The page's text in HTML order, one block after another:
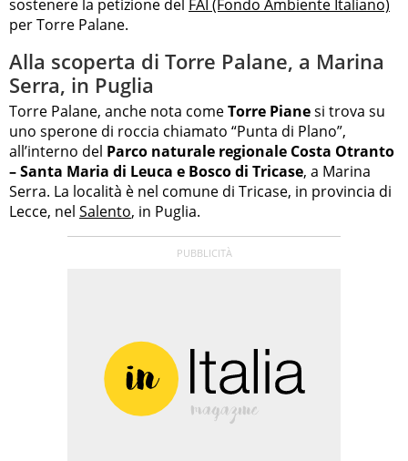
sostenere la petizione del FAI (Fondo Ambiente Italiano)
per Torre Palane.
Alla scoperta di Torre Palane, a Marina
Serra, in Puglia
Torre Palane, anche nota comeTorre Pianesi trova su
uno sperone di roccia chiamato “Punta di Plano”,
all’interno del Parco naturale regionale Costa Otranto
– Santa Maria di Leuca e Bosco di Tricase, a Marina
Serra. La località è nel comune di Tricase, in provincia di
Lecce, nel Salento, in Puglia.